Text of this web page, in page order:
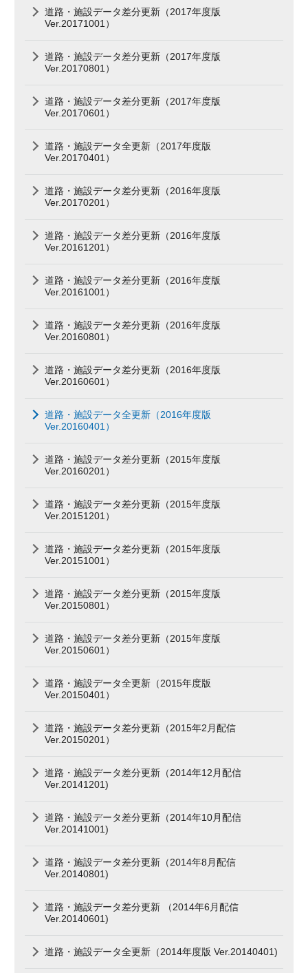
道路・施設データ差分更新（2017年度版
Ver.20171001）
道路・施設データ差分更新（2017年度版
Ver.20170801）
道路・施設データ差分更新（2017年度版
Ver.20170601）
道路・施設データ全更新（2017年度版
Ver.20170401）
道路・施設データ差分更新（2016年度版
Ver.20170201）
道路・施設データ差分更新（2016年度版
Ver.20161201）
道路・施設データ差分更新（2016年度版
Ver.20161001）
道路・施設データ差分更新（2016年度版
Ver.20160801）
道路・施設データ差分更新（2016年度版
Ver.20160601）
道路・施設データ全更新（2016年度版
Ver.20160401）
道路・施設データ差分更新（2015年度版
Ver.20160201）
道路・施設データ差分更新（2015年度版
Ver.20151201）
道路・施設データ差分更新（2015年度版
Ver.20151001）
道路・施設データ差分更新（2015年度版
Ver.20150801）
道路・施設データ差分更新（2015年度版
Ver.20150601）
道路・施設データ全更新（2015年度版
Ver.20150401）
道路・施設データ差分更新（2015年2月配信
Ver.20150201）
道路・施設データ差分更新（2014年12月配信
Ver.20141201)
道路・施設データ差分更新（2014年10月配信
Ver.20141001)
道路・施設データ差分更新（2014年8月配信
Ver.20140801)
道路・施設データ差分更新 （2014年6月配信
Ver.20140601)
道路・施設データ全更新（2014年度版 Ver.20140401)